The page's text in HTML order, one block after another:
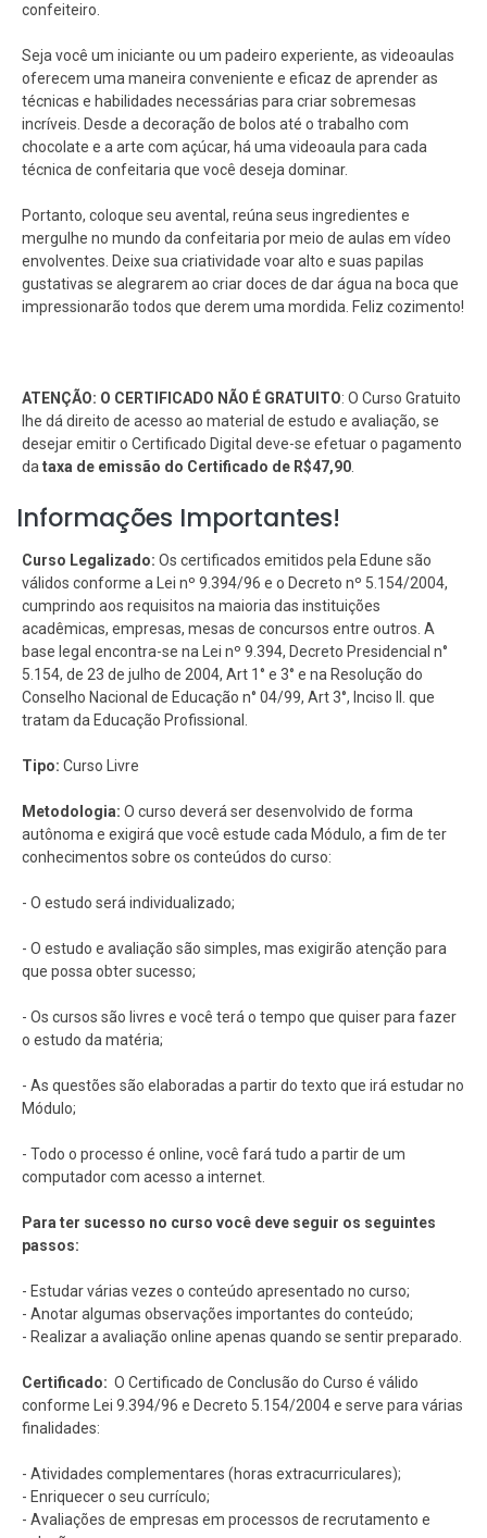
confeiteiro.
Seja você um iniciante ou um padeiro experiente, as videoaulas
oferecem uma maneira conveniente e eficaz de aprender as
técnicas e habilidades necessárias para criar sobremesas
incríveis. Desde a decoração de bolos até o trabalho com
chocolate e a arte com açúcar, há uma videoaula para cada
técnica de confeitaria que você deseja dominar.
Portanto, coloque seu avental, reúna seus ingredientes e
mergulhe no mundo da confeitaria por meio de aulas em vídeo
envolventes. Deixe sua criatividade voar alto e suas papilas
gustativas se alegrarem ao criar doces de dar água na boca que
impressionarão todos que derem uma mordida. Feliz cozimento!
ATENÇÃO: O CERTIFICADO NÃO É GRATUITO: O Curso Gratuito
lhe dá direito de acesso ao material de estudo e avaliação, se
desejar emitir o Certificado Digital deve-se efetuar o pagamento
da taxa de emissão do Certificado de R$47,90
Informações Importantes!
Curso Legalizado: Os certificados emitidos pela Edune são
válidos conforme a Lei nº 9.394/96 e o Decreto nº 5.154/2004,
cumprindo aos requisitos na maioria das instituições
acadêmicas, empresas, mesas de concursos entre outros. A
base legal encontra-se na Lei nº 9.394, Decreto Presidencial n°
5.154, de 23 de julho de 2004, Art 1° e 3° e na Resolução do
Conselho Nacional de Educação n° 04/99, Art 3°, Inciso II. que
tratam da Educação Profissional.
Tipo: Curso Livre
Metodologia: O curso deverá ser desenvolvido de forma
autônoma e exigirá que você estude cada Módulo, a fim de ter
conhecimentos sobre os conteúdos do curso:
- O estudo será individualizado;
- O estudo e avaliação são simples, mas exigirão atenção para
que possa obter sucesso;
- Os cursos são livres e você terá o tempo que quiser para fazer
o estudo da matéria;
- As questões são elaboradas a partir do texto que irá estudar no
Módulo;
- Todo o processo é online, você fará tudo a partir de um
computador com acesso a internet.
Para ter sucesso no curso você deve seguir os seguintes
passos:
- Estudar várias vezes o conteúdo apresentado no curso;
- Anotar algumas observações importantes do conteúdo;
- Realizar a avaliação online apenas quando se sentir preparado.
Certificado: O Certificado de Conclusão do Curso é válido
conforme Lei 9.394/96 e Decreto 5.154/2004 e serve para várias
finalidades:
- Atividades complementares (horas extracurriculares);
- Enriquecer o seu currículo;
- Avaliações de empresas em processos de recrutamento e